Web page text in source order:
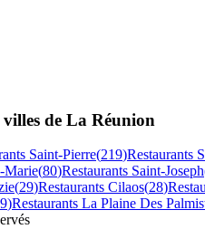
villes de La Réunion
Saint-Pierre(219)Restaurants
Marie(80)Restaurants Saint-Joseph
(29)Restaurants Cilaos(28)
)Restaurants La Plaine Des